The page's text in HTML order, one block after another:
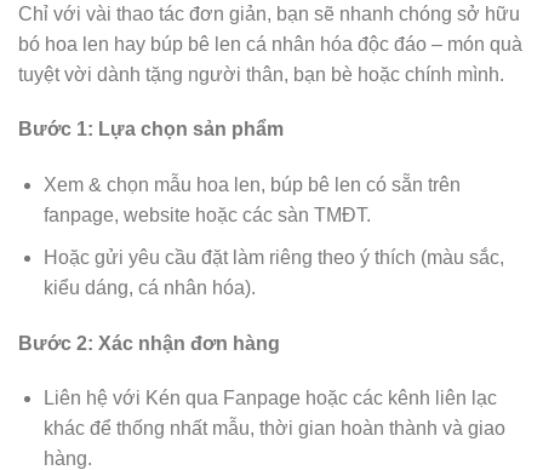
Chỉ với vài thao tác đơn giản, bạn sẽ nhanh chóng sở hữu
bó hoa len hay búp bê len cá nhân hóa độc đáo – món quà
tuyệt vời dành tặng người thân, bạn bè hoặc chính mình.
Bước 1: Lựa chọn sản phẩm
Xem & chọn mẫu hoa len, búp bê len có sẵn trên
fanpage, website hoặc các sàn TMĐT.
Hoặc gửi yêu cầu đặt làm riêng theo ý thích (màu sắc,
kiểu dáng, cá nhân hóa).
Bước 2: Xác nhận đơn hàng
Liên hệ với Kén qua Fanpage hoặc các kênh liên lạc
khác để thống nhất mẫu, thời gian hoàn thành và giao
hàng.